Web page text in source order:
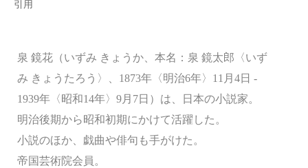
泉 鏡花（いずみ きょうか、本名：泉 鏡太郎〈いず
み きょうたろう〉、1873年〈明治6年〉11月4日 -
1939年〈昭和14年〉9月7日）は、日本の小説家。
明治後期から昭和初期にかけて活躍した。
小説のほか、戯曲や俳句も手がけた。
帝国芸術院会員。